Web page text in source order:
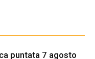
puntata 7 agosto